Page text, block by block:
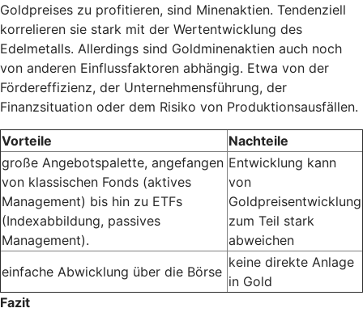
Goldpreises zu profitieren, sind Minenaktien. Tendenziell
korrelieren sie stark mit der Wertentwicklung des
Edelmetalls. Allerdings sind Goldminenaktien auch noch
von anderen Einflussfaktoren abhängig. Etwa von der
Fördereffizienz, der Unternehmensführung, der
Finanzsituation oder dem Risiko von Produktionsausfällen.
Vorteile
Nachteile
große Angebotspalette, angefangen
von klassischen Fonds (aktives
Management) bis hin zu ETFs
(Indexabbildung, passives
Management).
Entwicklung kann
von
Goldpreisentwicklung
zum Teil stark
abweichen
einfache Abwicklung über die Börse
keine direkte Anlage
in Gold
Fazit